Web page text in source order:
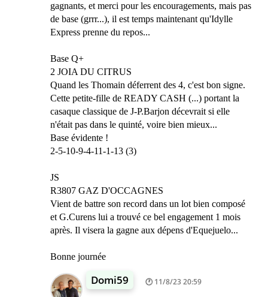
gagnants, et merci pour les encouragements, mais pas
de base (grrr...), il est temps maintenant qu'Idylle
Express prenne du repos...
Base Q+
2 JOIA DU CITRUS
Quand les Thomain déferrent des 4, c'est bon signe.
Cette petite-fille de READY CASH (...) portant la
casaque classique de J-P.Barjon décevrait si elle
n'était pas dans le quinté, voire bien mieux...
Base évidente !
2-5-10-9-4-11-1-13 (3)
JS
R3807 GAZ D'OCCAGNES
Vient de battre son record dans un lot bien composé
et G.Curens lui a trouvé ce bel engagement 1 mois
après. Il visera la gagne aux dépens d'Equejuelo...
Bonne journée
Domi59 11/8/23 20:59